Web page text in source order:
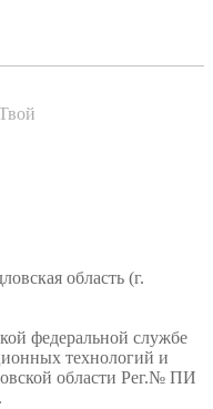
область (г.
федеральной службе
технологий и
области Рег.№ ПИ